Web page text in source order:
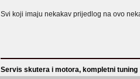
Svi koji imaju nekakav prijedlog na ovo
Servis skutera i motora, kompletni tuning